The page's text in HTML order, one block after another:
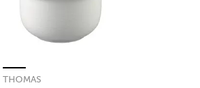
THOMAS